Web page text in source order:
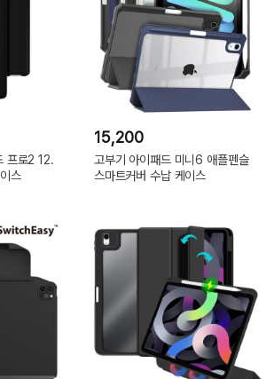
프로2 12.
스
15,200
고부기 아이패드 미니6 애플펜슬
스마트커버 수납 케이스